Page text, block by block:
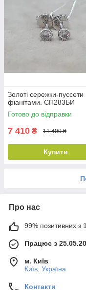
Золоті сережки-пуссети
фіанітами. СП283БИ
Готово до відправки
7 410 ₴ 11 400 ₴
Купити
Про нас
99% позитивних з
Працює з
м. Київ
Київ, Україна
Контакти